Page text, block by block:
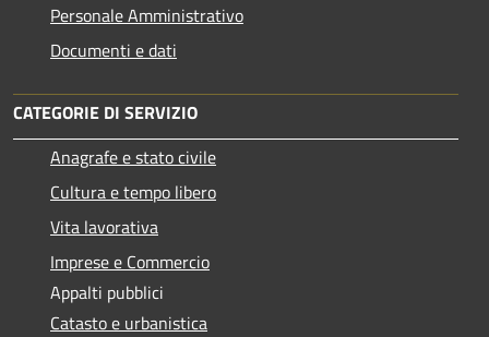
Personale Amministrativo
Documenti e dati
CATEGORIE DI SERVIZIO
Anagrafe e stato civile
Cultura e tempo libero
Vita lavorativa
Imprese e Commercio
Appalti pubblici
Catasto e urbanistica